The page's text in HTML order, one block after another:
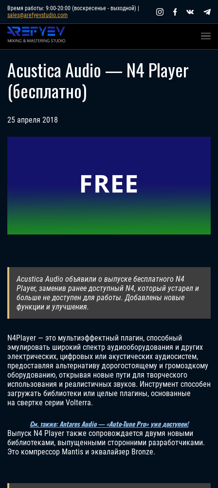
Skip
content
Время работы: 9:00-20:00 (воскресенье - выходной) |
sales@arefyevstudio.com
Acustica Audio — N4 Player
(бесплатно)
25 апреля 2018
Acustica Audio объявили о выпуске бесплатного N4
Player, заменив ранее доступный N4, который устарел и
больше не доступен для работы. Добавлены новые
функции и улучшения.
N4Player — это мультиэффектный плагин, способный
эмулировать широкий спектр аудиооборудования и других
электрических, цифровых или акустических аудиосистем,
предоставляя альтернативу дорогостоящему и громоздкому
оборудованию, открывая новые пути для творческого
использования и реалистичных звуков. Инструмент способен
загружать библиотеки или целые плагины, основанные
на свертке серии Volterra.
См. также: Antares Audio — «Auto-Tune Pro» уже доступен!
Выпуск N4 Player также сопровождается двумя новыми
библиотеками, выпущенными сторонними разработчиками.
Это компрессор Mantis и эквалайзер Bronze.